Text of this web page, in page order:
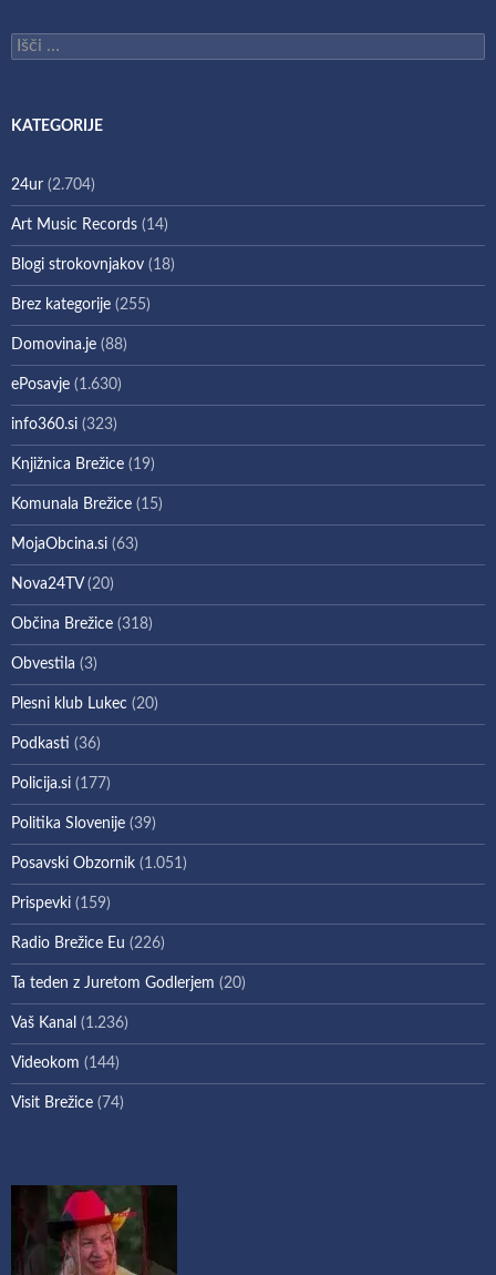
Išči:
KATEGORIJE
24ur (2.704)
Art Music Records (14)
Blogi strokovnjakov (18)
Brez kategorije (255)
Domovina.je (88)
ePosavje (1.630)
info360.si (323)
Knjižnica Brežice (19)
Komunala Brežice (15)
MojaObcina.si (63)
Nova24TV(20)
Občina Brežice (318)
Obvestila (3)
Plesni klub Lukec (20)
Podkasti (36)
Policija.si (177)
Politika Slovenije (39)
Posavski Obzornik (1.051)
Prispevki (159)
Radio Brežice Eu (226)
Ta teden z Juretom Godlerjem (20)
Vaš Kanal (1.236)
Videokom (144)
Visit Brežice (74)